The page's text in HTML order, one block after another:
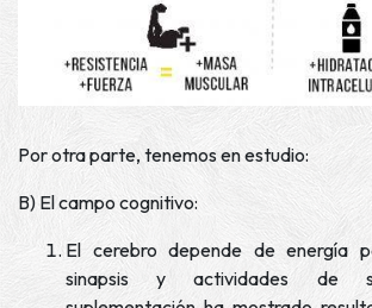
Por otra parte, tenemos en estudio:
B) El campo cognitivo:
El cerebro depende de energía
sinapsis y actividades de